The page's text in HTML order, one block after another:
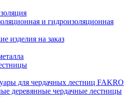
и гидроизоляционная
изделия на заказ
для чердачных лестниц FAKRO
деревянные чердачные лестницы